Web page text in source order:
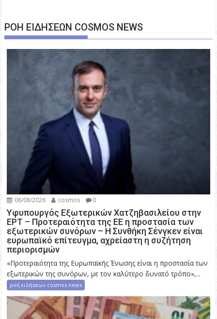
ΡΟΗ ΕΙΔΗΣΕΩΝ COSMOS NEWS
06/08/2026 cosmos 0
Υφυπουργός Εξωτερικών Χατζηβασιλείου στην
ΕΡΤ – Προτεραιότητα της ΕΕ η προστασία των
εξωτερικών συνόρων – Η Συνθήκη Σένγκεν είναι
ευρωπαϊκό επίτευγμα, αχρείαστη η συζήτηση
περιορισμών
«Προτεραιότητα της Ευρωπαϊκής Ένωσης είναι η προστασία των
εξωτερικών της συνόρων, με τον καλύτερο δυνατό τρόπο»,...
ροή ειδήσεων cosmos news